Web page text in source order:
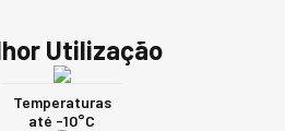
Utilização
Temperaturas
até -10°C